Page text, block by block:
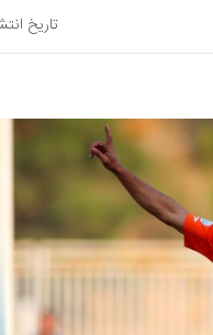
تاریخ انتشار: 07